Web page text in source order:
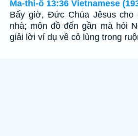
Ma-thi-ô 13:36 Vietnamese
Bấy giờ, Ðức Chúa Jêsus cho
nhà; môn đồ đến gần mà hỏi
giải lời ví dụ về cỏ lùng trong